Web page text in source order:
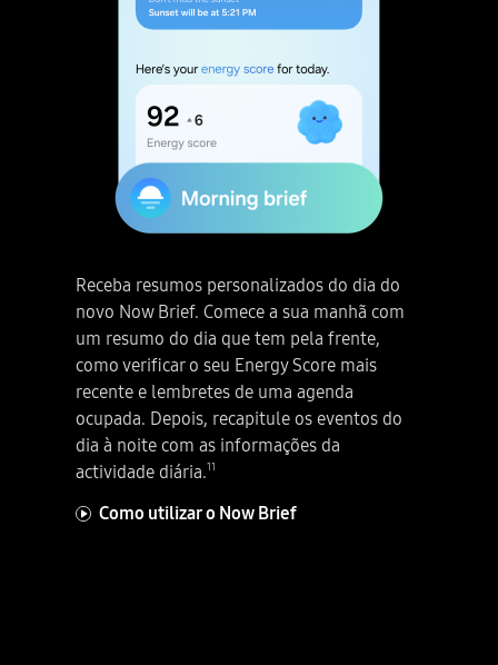
Receba resumos personalizados do dia do
novo Now Brief. Comece a sua manhã com
um resumo do dia que tem pela frente,
como verificar o seu Energy Score mais
recente e lembretes de uma agenda
ocupada. Depois, recapitule os eventos do
dia à noite com as informações da
actividade diária.11
Como utilizar o Now Brief